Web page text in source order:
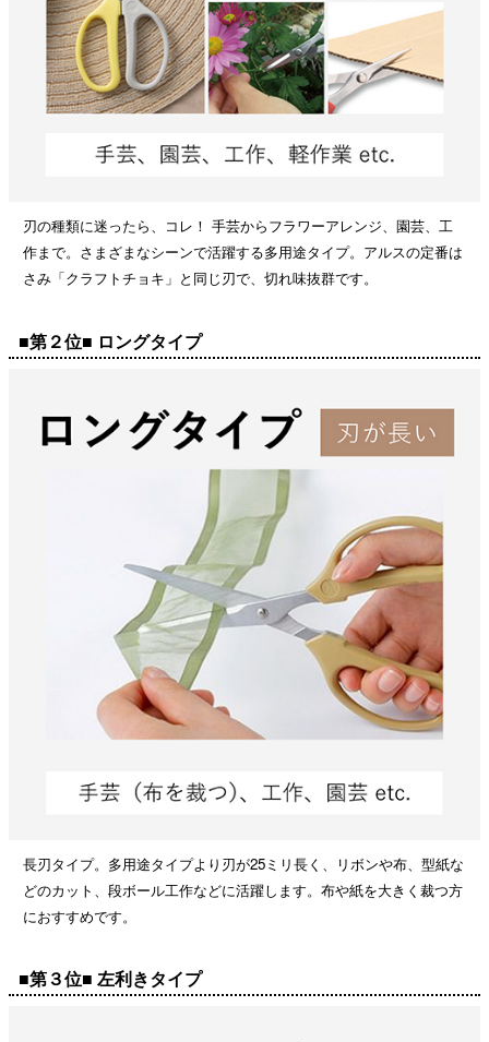
刃の種類に迷ったら、コレ！ 手芸からフラワーアレンジ、園芸、工
作まで。さまざまなシーンで活躍する多用途タイプ。アルスの定番は
さみ「クラフトチョキ」と同じ刃で、切れ味抜群です。
■第２位■ ロングタイプ
長刃タイプ。多用途タイプより刃が25ミリ長く、リボンや布、型紙な
どのカット、段ボール工作などに活躍します。布や紙を大きく裁つ方
におすすめです。
■第３位■ 左利きタイプ